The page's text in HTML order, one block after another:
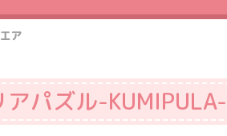
ア
アパズル-